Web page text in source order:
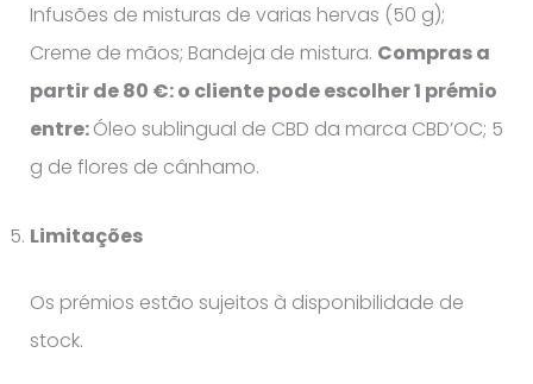
Infusões de misturas de varias hervas (50 g);
Creme de mãos; Bandeja de mistura. Compras a
partir de 80 €: o cliente pode escolher 1 prémio
entre:Óleo sublingual de CBD da marca CBD’OC; 5
g de flores de cânhamo.
Limitações
Os prémios estão sujeitos à disponibilidade de
stock.